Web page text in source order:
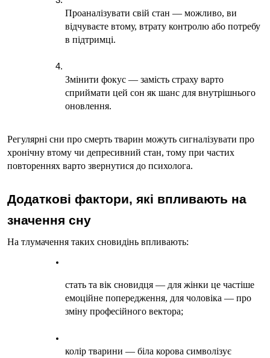
Проаналізувати свій стан — можливо, ви
відчуваєте втому, втрату контролю або потребу
в підтримці.
Змінити фокус — замість страху варто
сприймати цей сон як шанс для внутрішнього
оновлення.
Регулярні сни про смерть тварин можуть сигналізувати про
хронічну втому чи депресивний стан, тому при частих
повтореннях варто звернутися до психолога.
Додаткові фактори, які впливають на
значення сну
На тлумачення таких сновидінь впливають:
стать та вік сновидця — для жінки це частіше
емоційне попередження, для чоловіка — про
зміну професійного вектора;
колір тварини — біла корова символізує